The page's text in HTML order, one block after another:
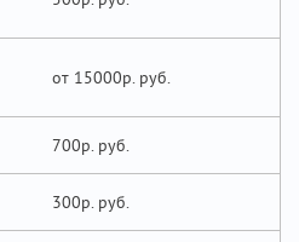
от 15000р.
700р.
300р.